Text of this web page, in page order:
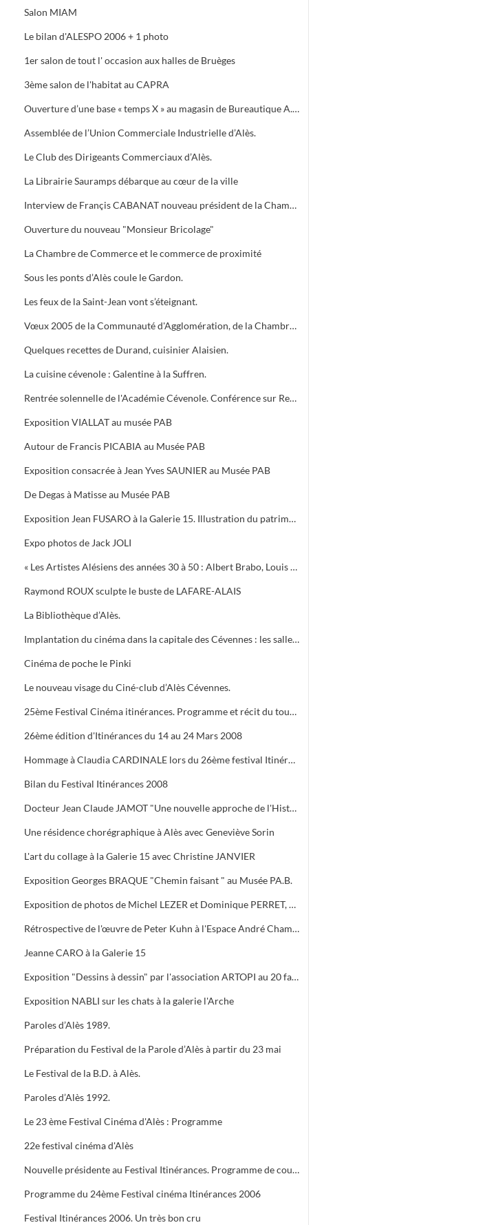
Salon MIAM
Le bilan d'ALESPO 2006 + 1 photo
1er salon de tout l' occasion aux halles de Bruèges
3ème salon de l'habitat au CAPRA
Ouverture d’une base « temps X » au magasin de Bureautique A.M.C., 40 Avenue du Général de Gaule à Alès.
Assemblée de l’Union Commerciale Industrielle d’Alès.
Le Club des Dirigeants Commerciaux d’Alès.
La Librairie Sauramps débarque au cœur de la ville
Interview de Françis CABANAT nouveau président de la Chambre de Commerce
Ouverture du nouveau "Monsieur Bricolage"
La Chambre de Commerce et le commerce de proximité
Sous les ponts d’Alès coule le Gardon.
Les feux de la Saint-Jean vont s’éteignant.
Vœux 2005 de la Communauté d'Agglomération, de la Chambre de Commerce, 5 bougies pour la Médiathèque
Quelques recettes de Durand, cuisinier Alaisien.
La cuisine cévenole : Galentine à la Suffren.
Rentrée solennelle de l'Académie Cévenole. Conférence sur Renoir et Albert ANDRE, une amitié (1894-1919)
Exposition VIALLAT au musée PAB
Autour de Francis PICABIA au Musée PAB
Exposition consacrée à Jean Yves SAUNIER au Musée PAB
De Degas à Matisse au Musée PAB
Exposition Jean FUSARO à la Galerie 15. Illustration du patrimoine alésien
Expo photos de Jack JOLI
« Les Artistes Alésiens des années 30 à 50 : Albert Brabo, Louis Cabanes, Louis Arcaix et René Aberlenc » par Annie Corbier
Raymond ROUX sculpte le buste de LAFARE-ALAIS
La Bibliothèque d’Alès.
Implantation du cinéma dans la capitale des Cévennes : les salles du début du siècle à nos jours.
Cinéma de poche le Pinki
Le nouveau visage du Ciné-club d’Alès Cévennes.
25ème Festival Cinéma itinérances. Programme et récit du tournage dans les cévennes d' "Un homme de trop"
26ème édition d'Itinérances du 14 au 24 Mars 2008
Hommage à Claudia CARDINALE lors du 26ème festival Itinérances. En photo avec Max ROUSTAN, Maire
Bilan du Festival Itinérances 2008
Docteur Jean Claude JAMOT "Une nouvelle approche de l'Histoire et de l'Archéologie appliquée aux Celtes
Une résidence chorégraphique à Alès avec Geneviève Sorin
L'art du collage à la Galerie 15 avec Christine JANVIER
Exposition Georges BRAQUE "Chemin faisant " au Musée PA.B.
Exposition de photos de Michel LEZER et Dominique PERRET, de peintures de Monique SANTORO à l'OFFICE DE TOURISME pour la Féria d'Alès
Rétrospective de l'œuvre de Peter Kuhn à l'Espace André Chamson. Exposition consacrée à Vauban à l'OFFICE DE TOURISME. Présentation de saison hors les murs du cratère
Jeanne CARO à la Galerie 15
Exposition "Dessins à dessin" par l'association ARTOPI au 20 faubourg du Soleil
Exposition NABLI sur les chats à la galerie l'Arche
Paroles d’Alès 1989.
Préparation du Festival de la Parole d’Alès à partir du 23 mai
Le Festival de la B.D. à Alès.
Paroles d’Alès 1992.
Le 23 ème Festival Cinéma d'Alès : Programme
22e festival cinéma d'Alès
Nouvelle présidente au Festival Itinérances. Programme de courts métrages de Jacques TATI
Programme du 24ème Festival cinéma Itinérances 2006
Festival Itinérances 2006. Un très bon cru